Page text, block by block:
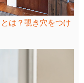
は？覗き穴をつけ